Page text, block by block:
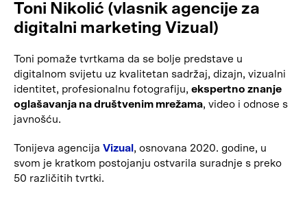
Toni Nikolić (vlasnik agencije za
digitalni marketing Vizual)
Toni pomaže tvrtkama da se bolje predstave u
digitalnom svijetu uz kvalitetan sadržaj, dizajn, vizualni
identitet, profesionalnu fotografiju, ekspertno znanje
oglašavanja na društvenim mrežama, video i odnose s
javnošću.
Tonijeva agencija Vizual , osnovana 2020. godine, u
svom je kratkom postojanju ostvarila suradnje s preko
50 različitih tvrtki.